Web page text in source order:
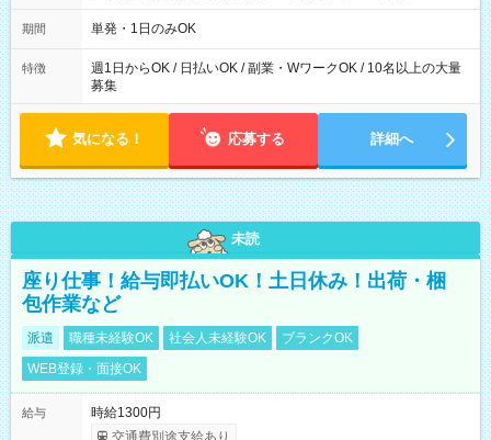
～21：00
期間 単発・1日のみOK
特徴
週1日からOK / 日払いOK / 副業・WワークOK / 10名以上の大量
募集
気になる！ 応募する 詳細へ
未読
座り仕事！給与即払いOK！土日休み！出荷・梱
包作業など
派遣 職種未経験OK 社会人未経験OK
ブランクOK
WEB登録・面接OK
給与
時給1300円
交通費別途支給あり